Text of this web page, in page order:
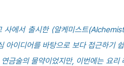
에서 출시한 ⟨알케미스트
아이디어를 바탕으로 보다 접근하기
금술의 물약이었지만, 이번에는 요리